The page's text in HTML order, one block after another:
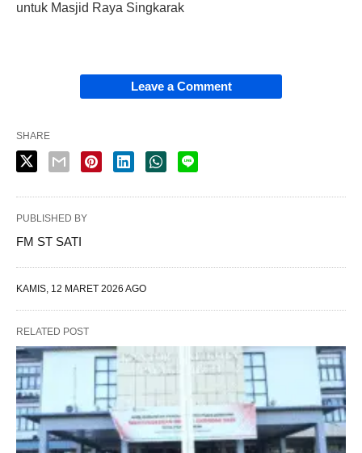
untuk Masjid Raya Singkarak
Leave a Comment
SHARE
PUBLISHED BY
FM ST SATI
KAMIS, 12 MARET 2026 AGO
RELATED POST